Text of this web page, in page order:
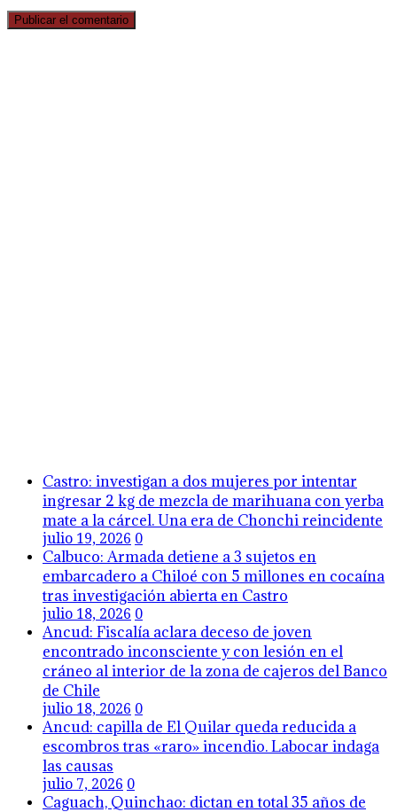
Castro: investigan a dos mujeres por intentar
ingresar 2 kg de mezcla de marihuana con yerba
mate a la cárcel. Una era de Chonchi reincidente
julio 19, 2026 0
Calbuco: Armada detiene a 3 sujetos en
embarcadero a Chiloé con 5 millones en cocaína
tras investigación abierta en Castro
julio 18, 2026 0
Ancud: Fiscalía aclara deceso de joven
encontrado inconsciente y con lesión en el
cráneo al interior de la zona de cajeros del Banco
de Chile
julio 18, 2026 0
Ancud: capilla de El Quilar queda reducida a
escombros tras «raro» incendio. Labocar indaga
las causas
julio 7, 2026 0
Caguach, Quinchao: dictan en total 35 años de